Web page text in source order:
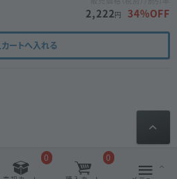
2,222円 34%OFF
ートへ入れる
0 0